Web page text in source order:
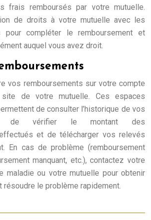
frais remboursés par votre mutuelle.
de droits à votre mutuelle avec les
compléter le remboursement et
auquel vous avez droit.
vos remboursements sur votre compte
de votre mutuelle. Ces espaces
de consulter l’historique de vos
de vérifier le montant des
et de télécharger vos relevés
En cas de problème (remboursement
manquant, etc.), contactez votre
maladie ou votre mutuelle pour obtenir
le problème rapidement.